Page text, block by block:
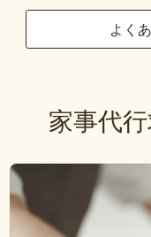
よく
家事代